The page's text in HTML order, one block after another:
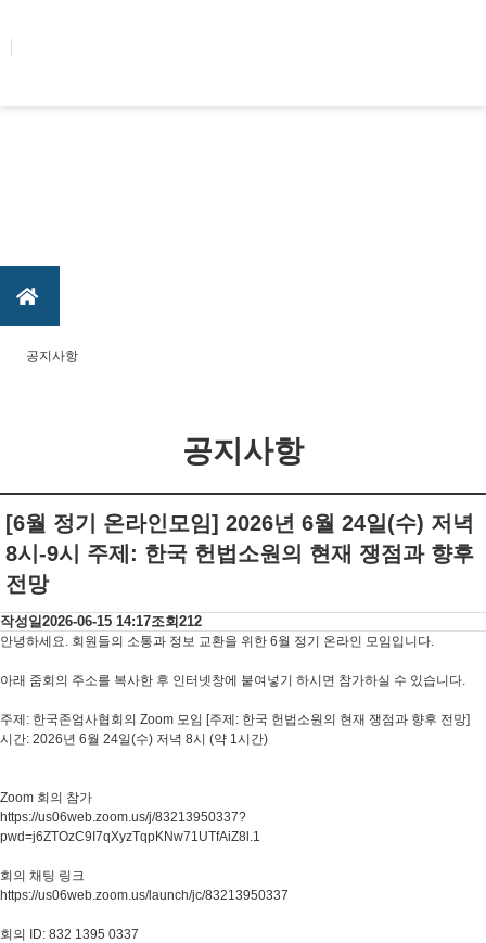
공지사항
공지사항
[6월 정기 온라인모임] 2026년 6월 24일(수) 저녁
8시-9시 주제: 한국 헌법소원의 현재 쟁점과 향후
전망
작성일2026-06-15 14:17조회 212
안녕하세요. 회원들의 소통과 정보 교환을 위한 6월 정기 온라인 모임입니다.
아래 줌회의 주소를 복사한 후 인터넷창에 붙여넣기 하시면 참가하실 수 있습니다.
주제: 한국존엄사협회의 Zoom 모임 [주제: 한국 헌법소원의 현재 쟁점과 향후 전망]
시간: 2026년 6월 24일(수) 저녁 8시 (약 1시간)
Zoom 회의 참가
https://us06web.zoom.us/j/83213950337?
pwd=j6ZTOzC9I7qXyzTqpKNw71UTfAiZ8l.1
회의 채팅 링크
https://us06web.zoom.us/launch/jc/83213950337
회의 ID: 832 1395 0337